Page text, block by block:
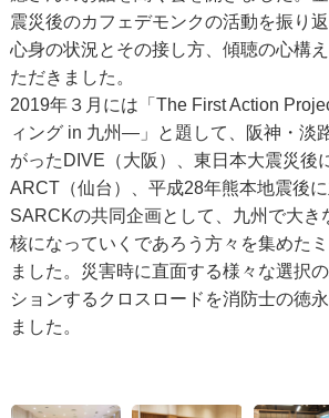
震災後のカフェデモンクの活動を振り
心身の状況とその接し方、傾聴の心構
ただきました。
2019年３月には「The First Action
ィング in 九州—」と題して、阪神・淡
がったDIVE（大阪）、東日本大震災後
ARCT（仙台）、平成28年熊本地震後
SARCKの共同企画として、九州で大き
核になっていくであろう方々を集めた
ました。災害時に直面する様々な選択
ションするクロスロードを消防士の徳
ました。